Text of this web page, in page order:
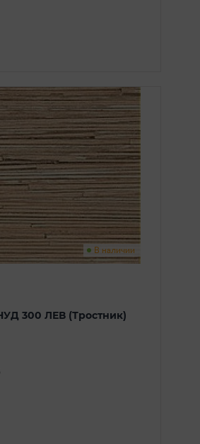
В наличии
300 ЛЕВ (Тростник)